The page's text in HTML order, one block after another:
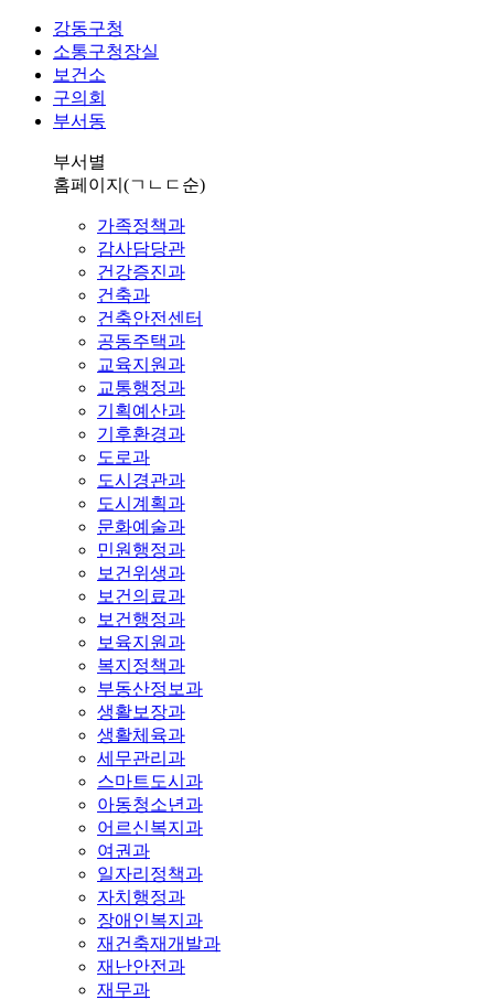
강동구청
소통구청장실
보건소
구의회
부서동
부서별
홈페이지 (ㄱㄴㄷ순)
가족정책과
감사담당관
건강증진과
건축과
건축안전센터
공동주택과
교육지원과
교통행정과
기획예산과
기후환경과
도로과
도시경관과
도시계획과
문화예술과
민원행정과
보건위생과
보건의료과
보건행정과
보육지원과
복지정책과
부동산정보과
생활보장과
생활체육과
세무관리과
스마트도시과
아동청소년과
어르신복지과
여권과
일자리정책과
자치행정과
장애인복지과
재건축재개발과
재난안전과
재무과